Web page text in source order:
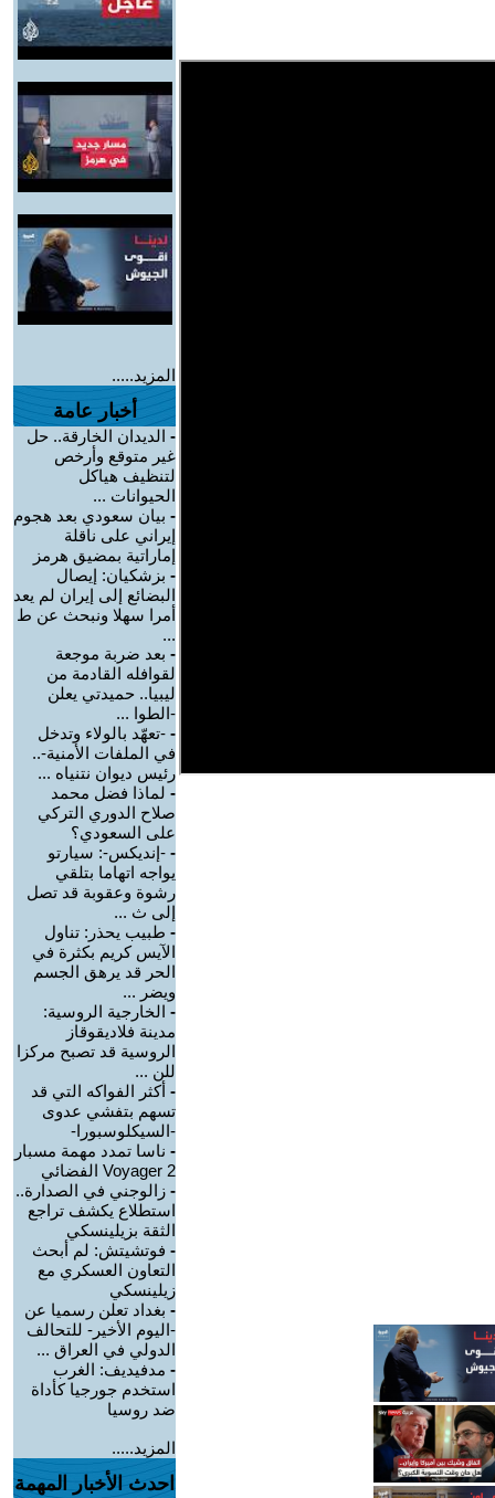
المزيد.....
أخبار عامة
- الديدان الخارقة.. حل
غير متوقع وأرخص
لتنظيف هياكل
الحيوانات ...
- بيان سعودي بعد هجوم
إيراني على ناقلة
إماراتية بمضيق هرمز
- بزشكيان: إيصال
البضائع إلى إيران لم يعد
أمرا سهلا ونبحث عن ط
...
- بعد ضربة موجعة
لقوافله القادمة من
ليبيا.. حميدتي يعلن
-الطوا ...
- -تعهّد بالولاء وتدخل
في الملفات الأمنية-..
رئيس ديوان نتنياه ...
- لماذا فضل محمد
صلاح الدوري التركي
على السعودي؟
- -إنديكس-: سيارتو
يواجه اتهاما بتلقي
رشوة وعقوبة قد تصل
إلى ث ...
- طبيب يحذر: تناول
الآيس كريم بكثرة في
الحر قد يرهق الجسم
ويضر ...
- الخارجية الروسية:
مدينة فلاديقوقاز
الروسية قد تصبح مركزا
للن ...
- أكثر الفواكه التي قد
تسهم بتفشي عدوى
-السيكلوسبورا-
- ناسا تمدد مهمة مسبار
Voyager 2 الفضائي
- زالوجني في الصدارة..
استطلاع يكشف تراجع
الثقة بزيلينسكي
- فوتشيتش: لم أبحث
التعاون العسكري مع
زيلينسكي
- بغداد تعلن رسميا عن
-اليوم الأخير- للتحالف
الدولي في العراق ...
- مدفيديف: الغرب
استخدم جورجيا كأداة
ضد روسيا
المزيد.....
احدث الأخبار المهمة